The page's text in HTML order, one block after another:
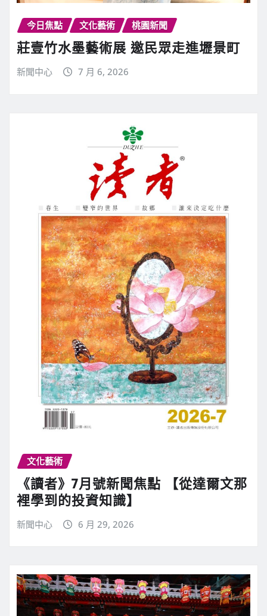
今日焦點 文化藝術 桃園新聞
莊壹竹水墨藝術展 邀民眾走進壢景町
新聞中心 7 月 6, 2026
文化藝術
《讀者》7月號新聞焦點 【從達爾文那
裡學到的投資知識】
新聞中心 6 月 29, 2026